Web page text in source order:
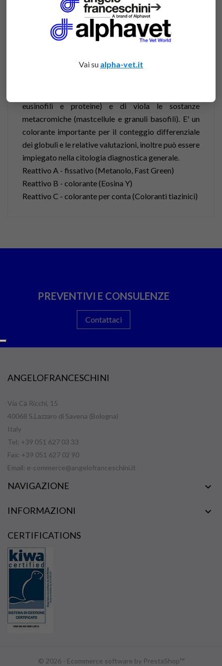
DESCRIPTION
eusinofili e proteine) e di viola le sostanze
metacromiche (mastcellule e granuli basofili). E' un
colorante importante per il conteggio differenziale
dei globuli e le relative valutazioni, inoltre può essere
impiegato nella citologia diagnostica generale.
Reattivo A - fissativo (Metanolo, Fast Green)
Reattivo B - colorante (Eosina Y)
Reattivo C - colorante per conta (Coloranti tiazinici)
PREVENTIVI E CONSULENZE
Contattaci
ANGELOFRANCESCHINI
Via Cà Ricchi, 15
40068 S.Lazzaro di Savena (Bologna)
Italy
Tel: +39 051 627 03 33
Fax: +39 051 627 02 90
Email: e-commerce@angelofranceschini.it
NAVIGAZIONE 
INFORMAZIONI 
CERTIFICATIONS
© 2026 - Ecommerce software by PrestaShop™
➔
Vai su alpha-vet.it